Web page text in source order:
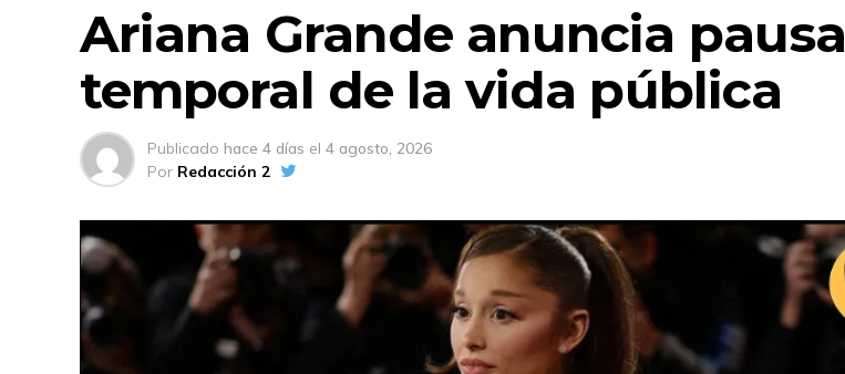
Ariana Grande anuncia pausa
temporal de la vida pública
Publicado hace 4 días el 4 agosto, 2026
Por Redacción 2